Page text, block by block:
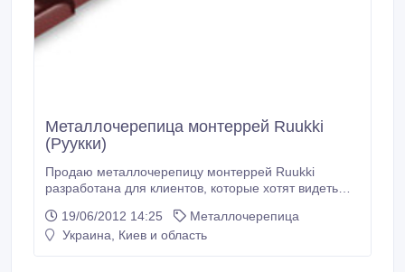
Металлочерепица монтеррей Ruukki
(Руукки)
Продаю металлочерепицу монтеррей Ruukki
разработана для клиентов, которые хотят видеть
изысканный рисунок кровли поможет подчеркнуть
индивидуальность и придать неповторимый облик
19/06/2012 14:25
Металлочерепица
Украина, Киев и область